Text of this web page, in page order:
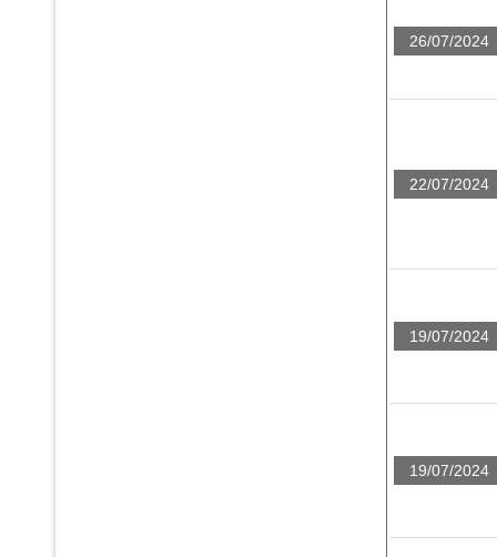
26/07/2024
22/07/2024
19/07/2024
19/07/2024